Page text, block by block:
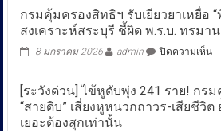
กรมคุ้มครองสิทธิฯ รับเยียวยาเหยื่อ
สงเคราะห์สระบุรี ชี้ผิด พ.ร.บ. ทรมา
8 มกราคม 2026 admin ปิดความเห็นบน
สิ
ท
[ระวังด่วน] ไข้หูดับพุ่ง 241 ราย! กร
“สายดิบ” เสี่ยงหูหนวกถาวร-เสียชีวิ
เยอะต้องสุกเท่านั้น